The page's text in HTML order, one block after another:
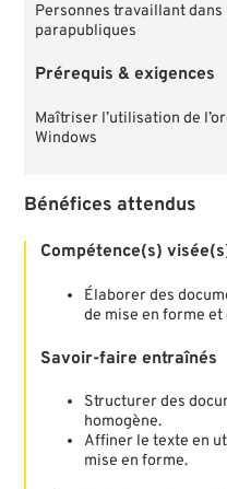
Personnes travaillant
parapubliques
Prérequis & exigences
Maîtriser l’utilisation de
Windows
Bénéfices attendus
Compétence(s)
Élaborer des
de mise en forme
Savoir-faire entraînés
Structurer des
homogène.
Affiner le texte en
mise en forme.